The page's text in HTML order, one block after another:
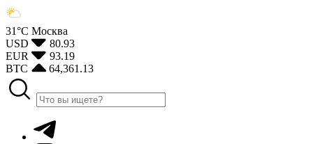
31°С Москва
USD
80.93
EUR
93.19
BTC
64,361.13